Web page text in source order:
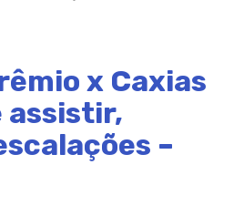
x Caxias
assistir,
–